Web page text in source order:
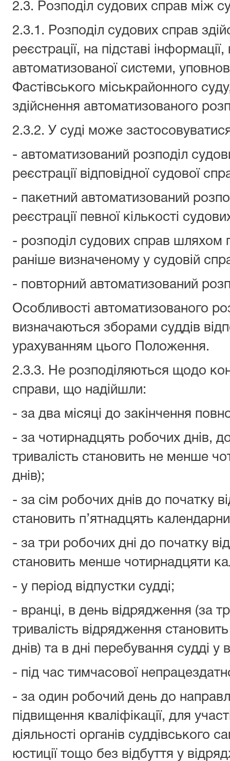
2.3. Розподіл судових справ між
2.3.1. Розподіл судових справ
реєстрації, на підставі
автоматизованої системи,
Фастівського міськрайонного
здійснення автоматизованого
2.3.2. У суді може
- автоматизований розподіл
реєстрації відповідної судової
- пакетний автоматизований
реєстрації певної кількості
- розподіл судових справ шляхом
раніше визначеному у судовій
- повторний автоматизований
Особливості автоматизованого
визначаються зборами суддів
урахуванням цього Положення.
2.3.3. Не розподіляються щодо
справи, що надійшли:
- за два місяці до закінчення
- за чотирнадцять робочих днів,
тривалість становить не менше
днів);
- за сім робочих днів до початку
становить п’ятнадцять
- за три робочих дні до початку
становить менше чотирнадцяти
- у період відпустки судді;
- вранці, в день відрядження (за
тривалість відрядження
днів) та в дні перебування судді у
- під час тимчасової
- за один робочий день до
підвищення кваліфікації, для
діяльності органів суддівського
юстиції тощо без відбуття у